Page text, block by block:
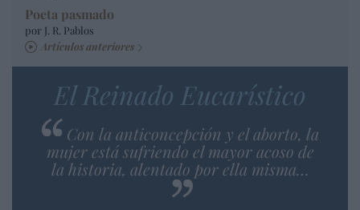
Poeta pasmado
por J. R. Pablos
Artículos anteriores
El Reinado Eucarístico
Con la anticoncepción y el aborto, la
mujer está sufriendo el mayor acoso de
la historia, alentado por ella misma…